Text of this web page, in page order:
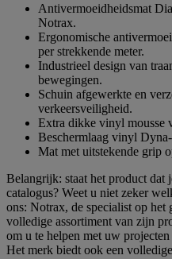
Antivermoeidheidsmat
Notrax.
Ergonomische
per strekkende meter.
Industrieel design van
bewegingen.
Schuin afgewerkte en
verkeersveiligheid.
Extra dikke vinyl mousse
Beschermlaag vinyl
Mat met uitstekende grip
Belangrijk: staat het product dat
catalogus? Weet u niet zeker
ons: Notrax, de specialist op het
volledige assortiment van zijn
om u te helpen met uw
Het merk biedt ook een